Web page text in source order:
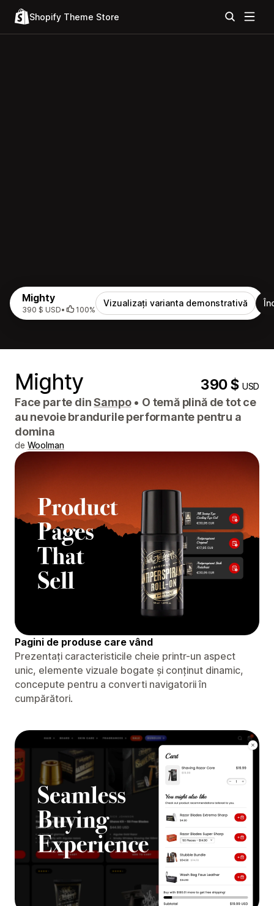
Shopify Theme Store
Mighty
390 $ USD• 100%
Vizualizați varianta demonstrativă
Mighty 390 $USD
Face parte dinSampo • O temă plină de tot ce
au nevoie brandurile performante pentru a
domina
de Woolman
Pagini de produse care vând
Prezentați caracteristicile cheie printr-un aspect
unic, elemente vizuale bogate și conținut dinamic,
concepute pentru a converti navigatorii în
cumpărători.